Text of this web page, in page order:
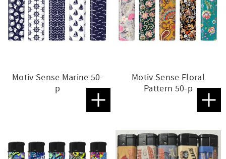
Motiv Sense Marine 50-
p
Lägg till i favoriter
Motiv Sense Floral
Pattern 50-p